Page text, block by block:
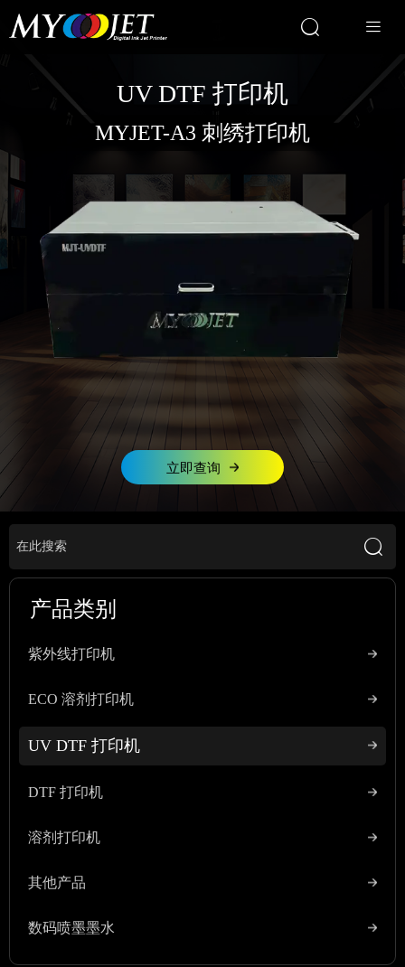
 
UV DTF 打印机
MYJET-A3 刺绣打印机
立即查询

产品类别
紫外线打印机
ECO 溶剂打印机
UV DTF 打印机
DTF 打印机
溶剂打印机
其他产品
数码喷墨墨水